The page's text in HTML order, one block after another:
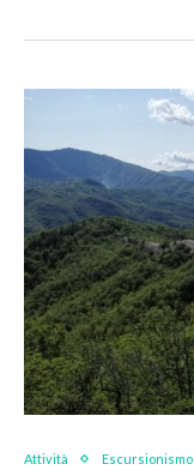
Attività Escursionismo